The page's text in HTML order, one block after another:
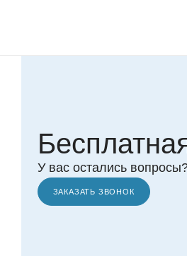
У вас остались
ЗАКАЗАТЬ ЗВОНОК